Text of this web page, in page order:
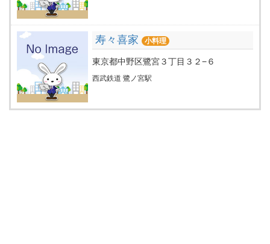
寿々喜家 小料理
東京都中野区鷺宮３丁目３２−６
西武鉄道 鷺ノ宮駅